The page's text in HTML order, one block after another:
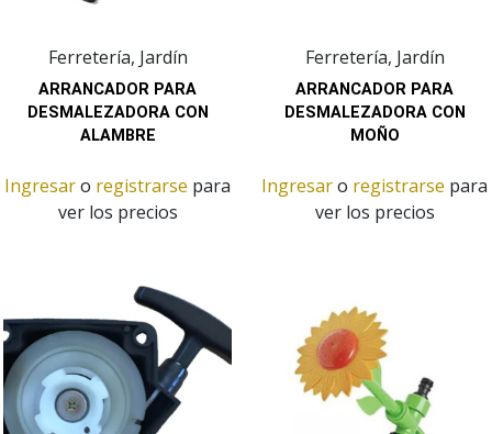
Ferretería, Jardín
ARRANCADOR PARA
DESMALEZADORA CON
ALAMBRE
Ingresaro registrarse para
ver los precios
Ferretería, Jardín
ARRANCADOR PARA
DESMALEZADORA CON
MOÑO
Ingresaro registrarse para
ver los precios